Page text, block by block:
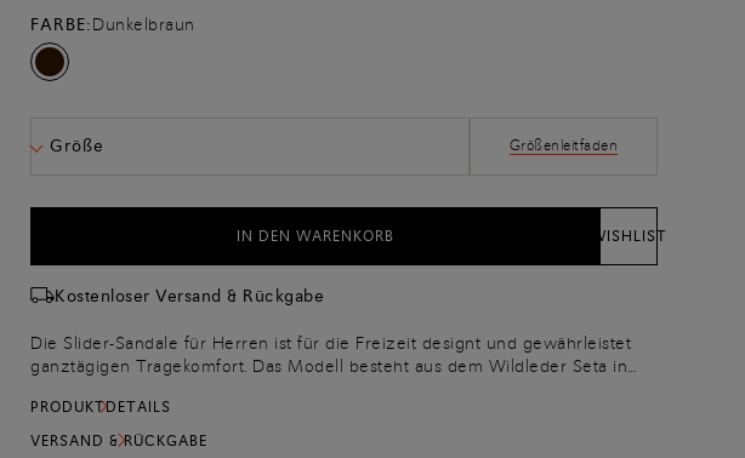
FARBE:Dunkelbraun
Größe Größenleitfaden
IN DEN WARENKORB WISHLIST
Kostenloser Versand & Rückgabe
Die Slider-Sandale für Herren ist für die Freizeit designt und gewährleistet
ganztägigen Tragekomfort. Das Modell besteht aus dem Wildleder Seta in
versehen, die Santonis Berufung für chromatische Schönheit und
handwerkliche Hochwertigkeit unterstreicht. Charakteristisch ist die breite
PRODUKTDETAILS
VERSAND & RÜCKGABE